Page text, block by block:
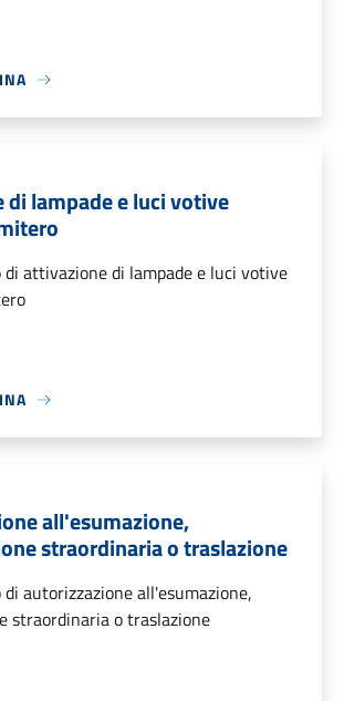
lampade e luci votive
di attivazione di lampade e luci votive
all'esumazione,
straordinaria o traslazione
autorizzazione all'esumazione,
straordinaria o traslazione